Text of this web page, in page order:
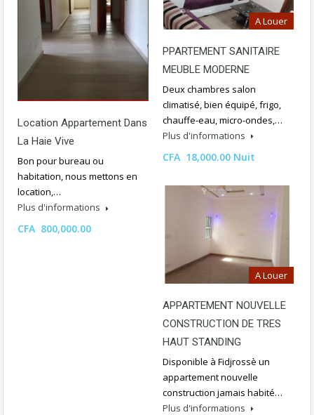
Location Appartement Dans
La Haie Vive
Bon pour bureau ou
habitation, nous mettons en
location,…
Plus d'informations
CFA 800,000.00
A Louer
PPARTEMENT SANITAIRE
MEUBLE MODERNE
Deux chambres salon
climatisé, bien équipé, frigo,
chauffe-eau, micro-ondes,…
Plus d'informations
CFA 18,000.00 Nuit
A Louer
APPARTEMENT NOUVELLE
CONSTRUCTION DE TRES
HAUT STANDING
Disponible à Fidjrossè un
appartement nouvelle
construction jamais habité…
Plus d'informations